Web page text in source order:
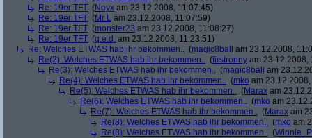
Re: 19er TFT (Noyx am 23.12.2008, 11:07:45)
Re: 19er TFT (Mr L am 23.12.2008, 11:07:59)
Re: 19er TFT (monster23 am 23.12.2008, 11:08:27)
Re: 19er TFT (q.e.d. am 23.12.2008, 11:23:51)
Re: Welches ETWAS hab ihr bekommen.. (magic8ball
am 23.12.2008,
Re(2): Welches ETWAS hab ihr bekommen.. (firstronny am 23.12.2008,
Re(3): Welches ETWAS hab ihr bekommen.. (magic8ball
am
Re(4): Welches ETWAS hab ihr bekommen.. (mko am
Re(5): Welches ETWAS hab ihr bekommen.. (Marax am
Re(6): Welches ETWAS hab ihr bekommen.. (mko am
Re(7): Welches ETWAS hab ihr bekommen.. (Marax am
Re(8): Welches ETWAS hab ihr bekommen.. (mko am
Re(8): Welches ETWAS hab ihr bekommen.. (